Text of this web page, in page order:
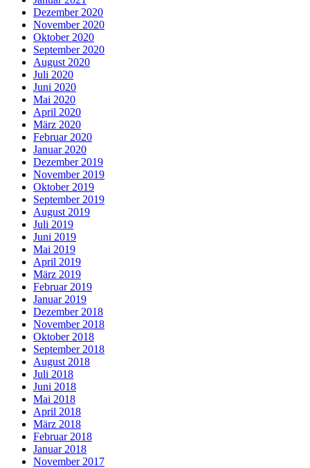
Dezember 2020
November 2020
Oktober 2020
September 2020
August 2020
Juli 2020
Juni 2020
Mai 2020
April 2020
März 2020
Februar 2020
Januar 2020
Dezember 2019
November 2019
Oktober 2019
September 2019
August 2019
Juli 2019
Juni 2019
Mai 2019
April 2019
März 2019
Februar 2019
Januar 2019
Dezember 2018
November 2018
Oktober 2018
September 2018
August 2018
Juli 2018
Juni 2018
Mai 2018
April 2018
März 2018
Februar 2018
Januar 2018
November 2017